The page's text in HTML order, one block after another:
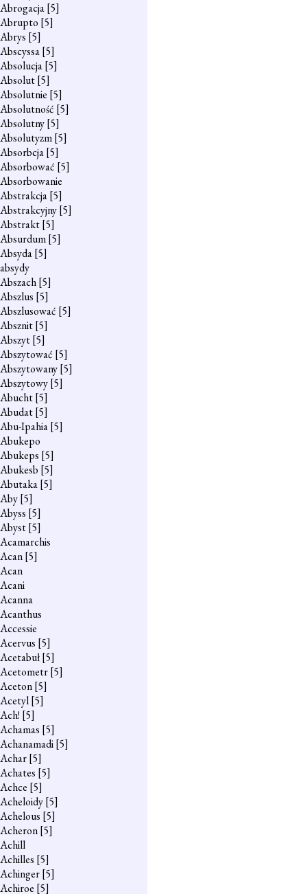
Abrogacja[5]
Abrupto [5]
Abrys [5]
Abscyssa[5]
Absolucja[5]
Absolut[5]
Absolutnie [5]
Absolutność [5]
Absolutny[5]
Absolutyzm[5]
Absorbcja[5]
Absorbować [5]
Absorbowanie
Abstrakcja[5]
Abstrakcyjny[5]
Abstrakt[5]
Absurdum[5]
Absyda[5]
absydy
Abszach[5]
Abszlus [5]
Abszlusować [5]
Absznit[5]
Abszyt[5]
Abszytować [5]
Abszytowany[5]
Abszytowy[5]
Abucht[5]
Abudat[5]
Abu-Ipahia[5]
Abukepo
Abukeps [5]
Abukesb [5]
Abutaka[5]
Aby[5]
Abyss [5]
Abyst[5]
Acamarchis
Acan[5]
Acan
Acani
Acanna
Acanthus
Accessie
Acervus [5]
Acetabuł[5]
Acetometr[5]
Aceton[5]
Acetyl[5]
Ach! [5]
Achamas [5]
Achanamadi[5]
Achar[5]
Achates [5]
Achce [5]
Acheloidy[5]
Achelous [5]
Acheron[5]
Achill
Achilles [5]
Achinger[5]
Achiroe [5]